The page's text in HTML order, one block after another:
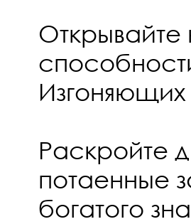
Изгоняющих
Раскройте
потаенные
богатого